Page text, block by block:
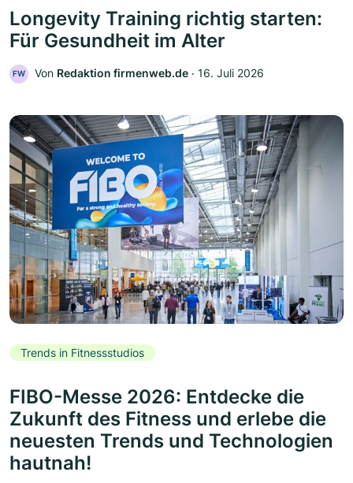
Longevity Training richtig starten:
Für Gesundheit im Alter
FW Von Redaktion firmenweb.de ‧ 16. Juli 2026
Trends in Fitnessstudios
FIBO-Messe 2026: Entdecke die
Zukunft des Fitness und erlebe die
neuesten Trends und Technologien
hautnah!